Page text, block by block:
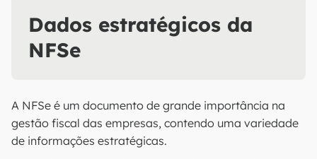
Dados estratégicos da
NFSe
A NFSe é um documento de grande importância na
gestão fiscal das empresas, contendo uma variedade
de informações estratégicas.